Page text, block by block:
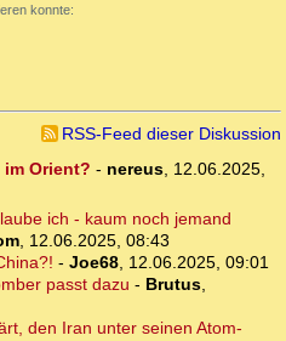
konnte:
RSS-Feed dieser Diskussion
Orient? - nereus, 12.06.2025,
ich - kaum noch jemand
, 12.06.2025, 08:43
- Joe68, 12.06.2025, 09:01
passt dazu - Brutus,
den Iran unter seinen Atom-